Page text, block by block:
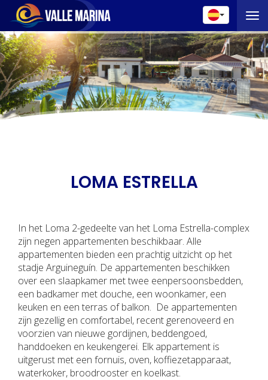
LOMA ESTRELLA
In het Loma 2-gedeelte van het Loma Estrella-complex
zijn negen appartementen beschikbaar. Alle
appartementen bieden een prachtig uitzicht op het
stadje Arguineguín. De appartementen beschikken
over een slaapkamer met twee eenpersoonsbedden,
een badkamer met douche, een woonkamer, een
keuken en een terras of balkon. De appartementen
zijn gezellig en comfortabel, recent gerenoveerd en
voorzien van nieuwe gordijnen, beddengoed,
handdoeken en keukengerei. Elk appartement is
uitgerust met een fornuis, oven, koffiezetapparaat,
waterkoker, broodrooster en koelkast.